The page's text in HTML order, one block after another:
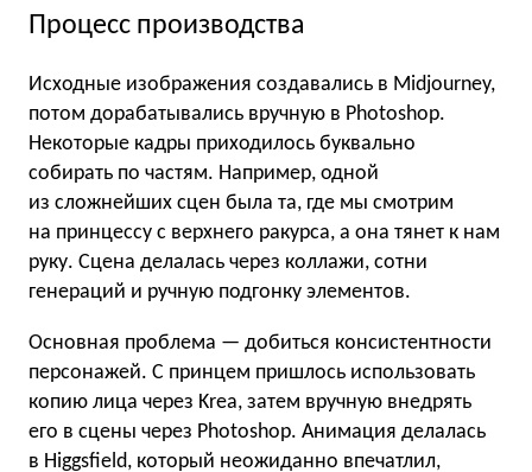
Процесс производства
Исходные изображения создавались в Midjourney,
потом дорабатывались вручную в Photoshop.
Некоторые кадры приходилось буквально
собирать по частям. Например, одной
из сложнейших сцен была та, где мы смотрим
на принцессу с верхнего ракурса, а она тянет к нам
руку. Сцена делалась через коллажи, сотни
генераций и ручную подгонку элементов.
Основная проблема — добиться консистентности
персонажей. С принцем пришлось использовать
копию лица через Krea, затем вручную внедрять
его в сцены через Photoshop. Анимация делалась
в Higgsfield, который неожиданно впечатлил,